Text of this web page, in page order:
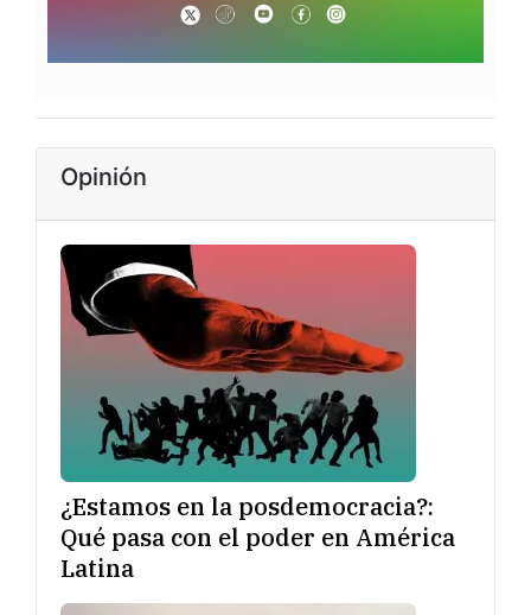
Opinión
¿Estamos en la posdemocracia?:
Qué pasa con el poder en América
Latina